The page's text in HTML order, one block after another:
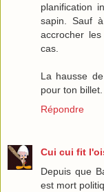
planification
sapin. Sauf
accrocher
cas.
La hausse
pour ton
Répondre
Cui cui fit
Depuis que
est mort